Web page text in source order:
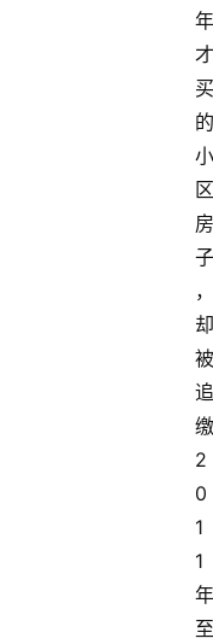
年
才
买
的
小
区
房
子
，
却
被
追
缴
2
0
1
1
年
至